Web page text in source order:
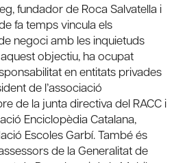
fundador de Roca Salvatella i
fa temps vincula els
negoci amb les inquietuds
objectiu, ha ocupat
en entitats privades
de l’associació
de la junta directiva del RACC i
Enciclopèdia Catalana,
Escoles Garbí. També és
de la Generalitat de